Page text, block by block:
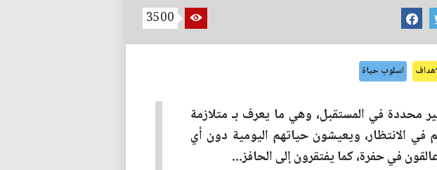
3500
اسلوب حياة
محددة في المستقبل، وهي ما يعرف بـ متلازمة
في الانتظار، ويعيشون حياتهم اليومية دون أي
في حفرة، كما يفتقرون إلى الحافز...